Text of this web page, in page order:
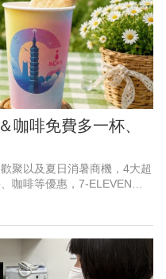
咖啡免費多一杯、
聚以及夏日消暑商機，4大超
咖啡等優惠，7-ELEVEN聯
2件10元；萊爾富果C果昔指